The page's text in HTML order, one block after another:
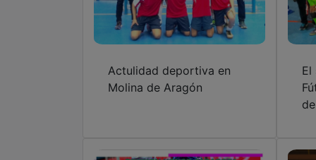
Actulidad deportiva en
Molina de Aragón
El